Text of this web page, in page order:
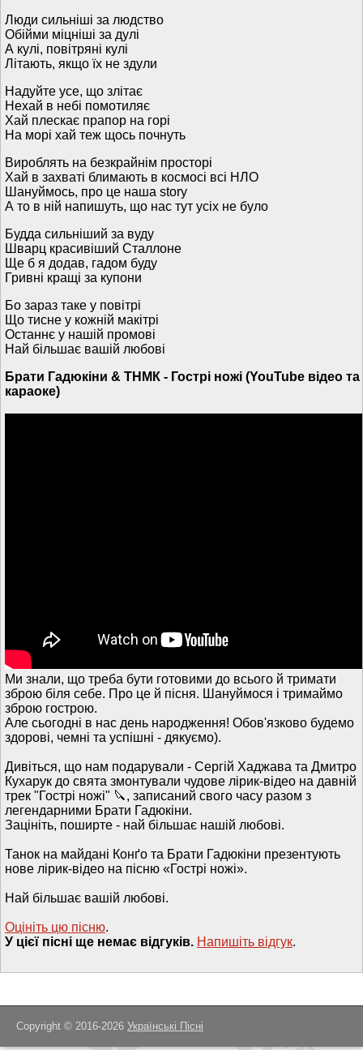
Люди сильніші за людство
Обійми міцніші за дулі
А кулі, повітряні кулі
Літають, якщо їх не здули
Надуйте усе, що злітає
Нехай в небі помотиляє
Хай плескає прапор на горі
На морі хай теж щось почнуть
Вироблять на безкрайнім просторі
Хай в захваті блимають в космосі всі НЛО
Шануймось, про це наша story
А то в ній напишуть, що нас тут усіх не було
Будда сильніший за вуду
Шварц красивіший Сталлоне
Ще б я додав, гадом буду
Гривні кращі за купони
Бо зараз таке у повітрі
Що тисне у кожній макітрі
Останнє у нашій промові
Най більшає вашій любові
Брати Гадюкіни & ТНМК - Гострі ножі (YouTube відео та
караоке)
Ми знали, що треба бути готовими до всього й тримати
зброю біля себе. Про це й пісня. Шануймося і тримаймо
зброю гострою.
Але сьогодні в нас день народження! Обов'язково будемо
здорові, чемні та успішні - дякуємо).
Дивіться, що нам подарували - Сергій Хаджава та Дмитро
Кухарук до свята змонтували чудове лірик-відео на давній
трек "Гострі ножі" 🔪, записаний свого часу разом з
легендарними Брати Гадюкіни.
Зацініть, поширте - най більшає нашій любові.
Танок на майдані Конґо та Брати Гадюкіни презентують
нове лірик-відео на пісню «Гострі ножі».
Най більшає вашій любові.
Оцініть цю пісню.
У цієї пісні ще немає відгуків. Напишiть вiдгук.
Copyright © 2016-2026 Українські Пісні